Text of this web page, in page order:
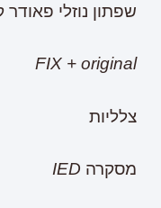
שפתון נוזלי
FIX + original
צלליות
מסקרה IED